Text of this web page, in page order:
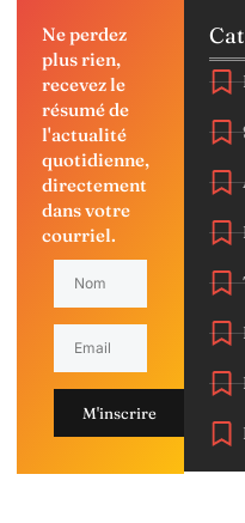
Ne perdez
plus rien,
recevez le
résumé de
l'actualité
quotidienne,
directement
dans votre
courriel.
M'inscrire